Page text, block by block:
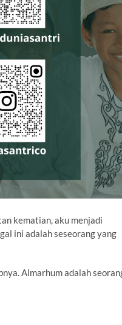
kematian, aku menjadi
ini adalah seseorang yang
Almarhum adalah